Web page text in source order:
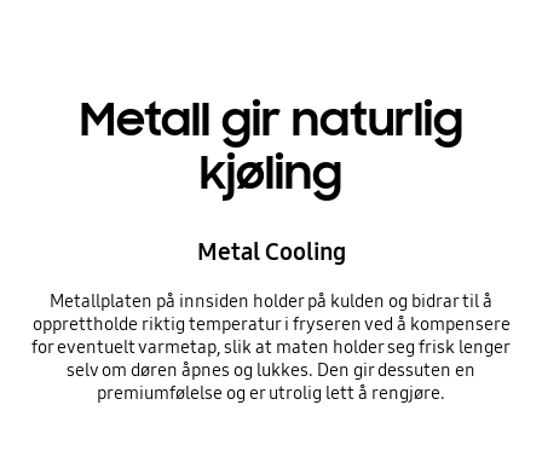
Metall gir naturlig
kjøling
Metal Cooling
Metallplaten på innsiden holder på kulden og bidrar til å
opprettholde riktig temperatur i fryseren ved å kompensere
for eventuelt varmetap, slik at maten holder seg frisk lenger
selv om døren åpnes og lukkes. Den gir dessuten en
premiumfølelse og er utrolig lett å rengjøre.